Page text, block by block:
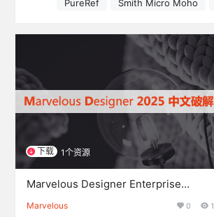
PureRef Smith Micro Moho
下载 1个资源
Marvelous Designer Enterprise
Marvelous 0